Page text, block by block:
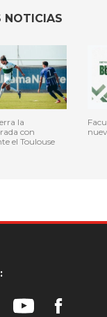
NOTICIAS
la
con
el Toulouse